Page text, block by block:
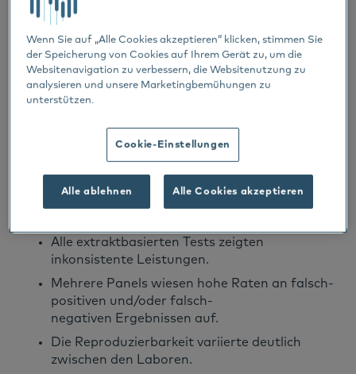
IgE-Profilen erstellt. Hierfür
wurden drei canine monoklonale IgE-
Antikörper eingesetzt (Phl p 5, Der f 2,
Pla a 3/nsLTP). Zwei Negativkontrollen wurden
eingeschlossen.
Allergiepanels wurden untersucht.
Zentrale Ergebnisse
PAX identifizierte 100 % der Proben korrekt
Alle extraktbasierten Tests zeigten
inkonsistente Leistungen.
Mehrere Panels wiesen hohe Raten an falsch-
positiven und/oder falsch-
negativen Ergebnissen auf.
Die Reproduzierbarkeit variierte deutlich
zwischen den Laboren.
Wenn Sie auf „Alle Cookies akzeptieren“ klicken, stimmen Sie
der Speicherung von Cookies auf Ihrem Gerät zu, um die
Websitenavigation zu verbessern, die Websitenutzung zu
analysieren und unsere Marketingbemühungen zu
unterstützen.
Cookie-Einstellungen
Alle ablehnen Alle Cookies akzeptieren